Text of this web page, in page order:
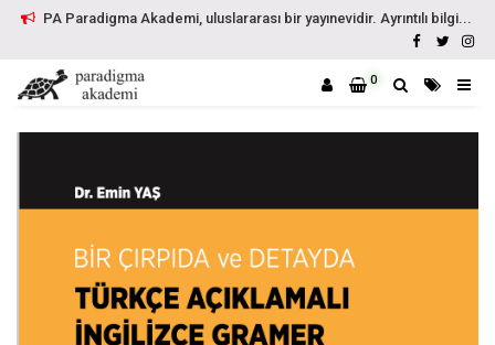
PA Paradigma Akademi, uluslararası bir yayınevidir. Ayrıntılı bilgi...
0